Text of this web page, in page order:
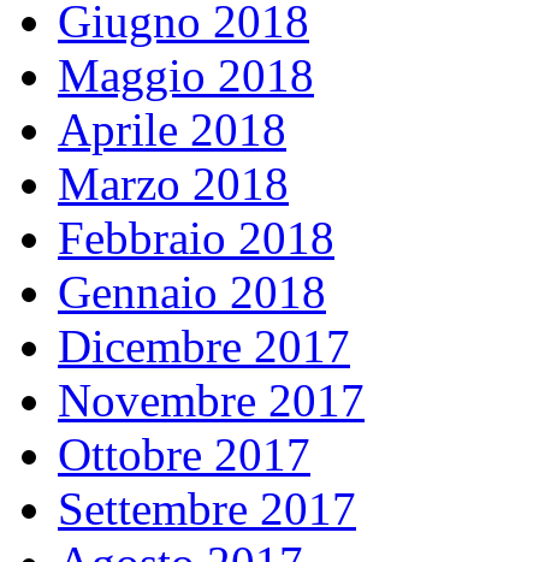
Giugno 2018
Maggio 2018
Aprile 2018
Marzo 2018
Febbraio 2018
Gennaio 2018
Dicembre 2017
Novembre 2017
Ottobre 2017
Settembre 2017